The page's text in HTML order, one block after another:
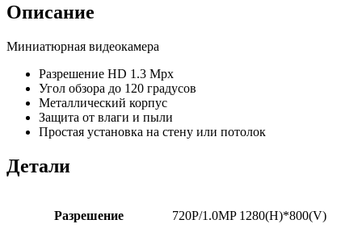
Описание
Миниатюрная видеокамера
Разрешение HD 1.3 Mpx
Угол обзора до 120 градусов
Металлический корпус
Защита от влаги и пыли
Простая установка на стену или потолок
Детали
Разрешение 720P/1.0MP 1280(H)*800(V)